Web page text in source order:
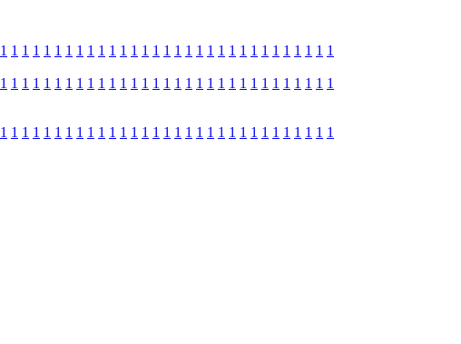
1 1 1 1 1 1 1 1 1 1 1 1 1 1 1 1 1 1 1 1 1 1 1 1 1 1 1 1 1 1 1
1 1 1 1 1 1 1 1 1 1 1 1 1 1 1 1 1 1 1 1 1 1 1 1 1 1 1 1 1 1 1
1 1 1 1 1 1 1 1 1 1 1 1 1 1 1 1 1 1 1 1 1 1 1 1 1 1 1 1 1 1 1